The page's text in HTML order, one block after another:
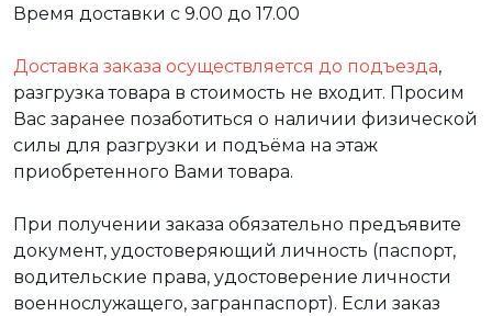
Время доставки с 9.00 до 17.00
Доставка заказа осуществляется до подъезда,
разгрузка товара в стоимость не входит. Просим
Вас заранее позаботиться о наличии физической
силы для разгрузки и подъёма на этаж
приобретенного Вами товара.
При получении заказа обязательно предъявите
документ, удостоверяющий личность (паспорт,
водительские права, удостоверение личности
военнослужащего, загранпаспорт). Если заказ